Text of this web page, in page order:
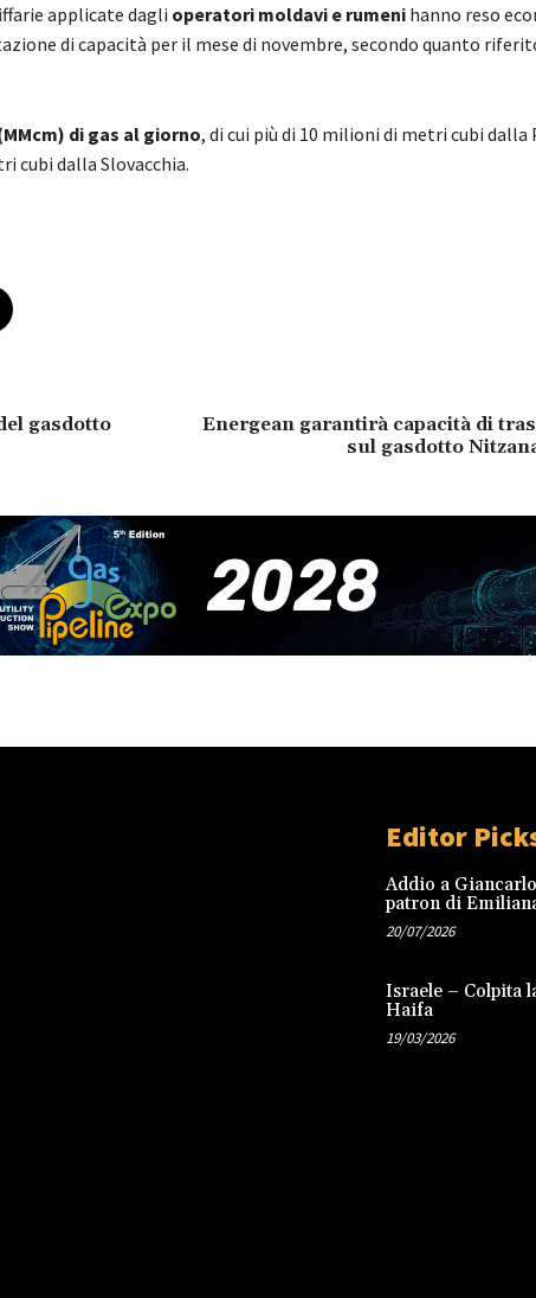
applicate dagli operatori moldavi e rumeni hanno reso
di capacità per il mese di novembre, secondo quanto
di gas al giorno, di cui più di 10 milioni di metri cubi
cubi dalla Slovacchia.
gasdotto
Energean garantirà capacità di
sul gasdotto
Editor
Addio a
patron di
20/07/2026
Israele – Colpita
Haifa
19/03/2026